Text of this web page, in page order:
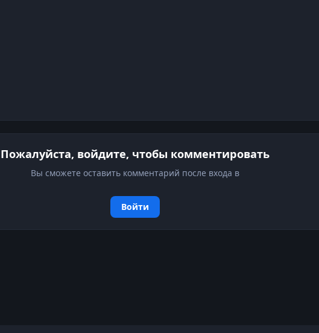
Пожалуйста, войдите, чтобы комментировать
Вы сможете оставить комментарий после входа в
Войти